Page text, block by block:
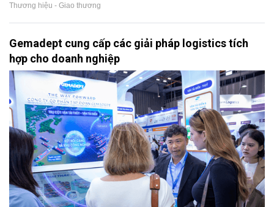
Thương hiệu - Giao thương
Gemadept cung cấp các giải pháp logistics tích
hợp cho doanh nghiệp